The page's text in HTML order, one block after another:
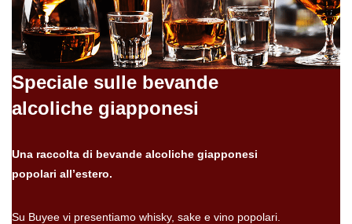
Speciale sulle bevande
alcoliche giapponesi
Una raccolta di bevande alcoliche giapponesi
popolari all’estero.
Su Buyee vi presentiamo whisky, sake e vino popolari.